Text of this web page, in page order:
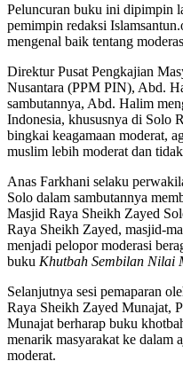
Peluncuran buku ini dipimpin
pemimpin redaksi
mengenal baik tentang
Direktur Pusat Pengkajian
Nusantara (PPM PIN), Abd.
sambutannya, Abd. Halim
Indonesia, khususnya di Solo
bingkai keagamaan moderat,
muslim lebih moderat dan
Anas Farkhani selaku
Solo dalam sambutannya
Masjid Raya Sheikh Zayed
Raya Sheikh Zayed, masjid-
menjadi pelopor moderasi
buku Khutbah Sembilan Nilai
Selanjutnya sesi pemaparan
Raya Sheikh Zayed Munajat,
Munajat berharap buku
menarik masyarakat ke dalam
moderat.